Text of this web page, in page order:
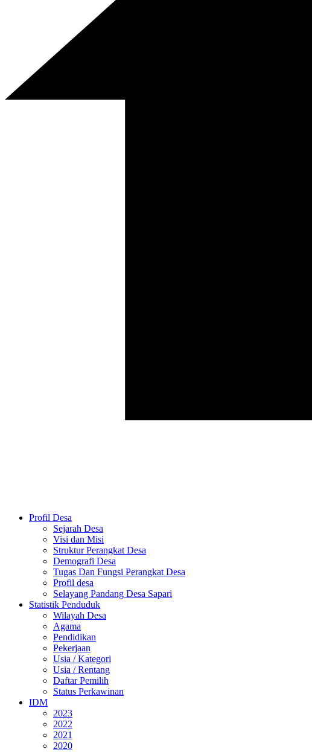
Profil Desa
Sejarah Desa
Visi dan Misi
Struktur Perangkat Desa
Demografi Desa
Tugas Dan Fungsi Perangkat Desa
Profil desa
Selayang Pandang Desa Sapari
Statistik Penduduk
Wilayah Desa
Agama
Pendidikan
Pekerjaan
Usia / Kategori
Usia / Rentang
Daftar Pemilih
Status Perkawinan
IDM
2023
2022
2021
2020